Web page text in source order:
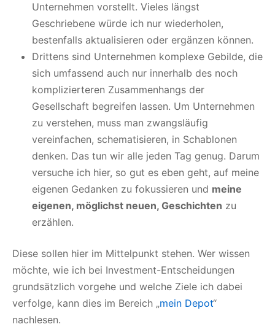
Unternehmen vorstellt. Vieles längst
Geschriebene würde ich nur wiederholen,
bestenfalls aktualisieren oder ergänzen können.
Drittens sind Unternehmen komplexe Gebilde, die
sich umfassend auch nur innerhalb des noch
komplizierteren Zusammenhangs der
Gesellschaft begreifen lassen. Um Unternehmen
zu verstehen, muss man zwangsläufig
vereinfachen, schematisieren, in Schablonen
denken. Das tun wir alle jeden Tag genug. Darum
versuche ich hier, so gut es eben geht, auf meine
eigenen Gedanken zu fokussieren und meine
eigenen, möglichst neuen, Geschichten zu
erzählen.
Diese sollen hier im Mittelpunkt stehen. Wer wissen
möchte, wie ich bei Investment-Entscheidungen
grundsätzlich vorgehe und welche Ziele ich dabei
verfolge, kann dies im Bereich „mein Depot“
nachlesen.